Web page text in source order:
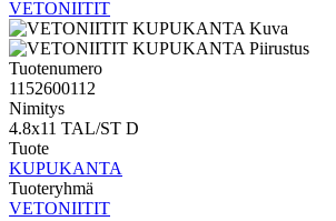
D
quantity
VETONIITIT
Tuotenumero
1152600112
Nimitys
4.8x11 TAL/ST D
Tuote
KUPUKANTA
Tuoteryhmä
VETONIITIT